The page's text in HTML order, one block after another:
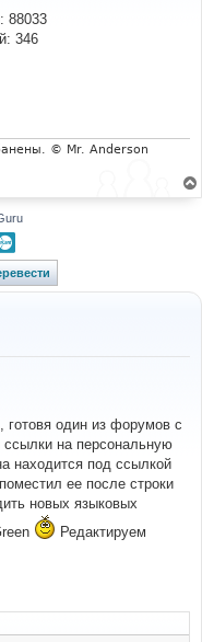
88033
346
© Mr. Anderson
готовя один из форумов с
на персональную
находится под ссылкой
ее после строки
новых языковых
Редактируем